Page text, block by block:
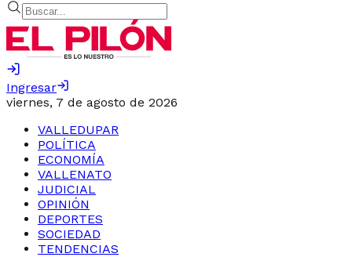
Ingresar
viernes, 7 de agosto de 2026
VALLEDUPAR
POLÍTICA
ECONOMÍA
VALLENATO
JUDICIAL
OPINIÓN
DEPORTES
SOCIEDAD
TENDENCIAS